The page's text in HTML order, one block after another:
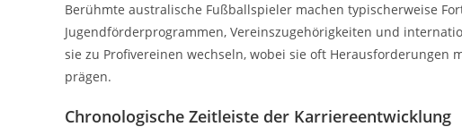
Berühmte australische Fußballspieler machen typischerweise
Jugendförderprogrammen, Vereinszugehörigkeiten und
sie zu Profivereinen wechseln, wobei sie oft
prägen.
Chronologische Zeitleiste der Karriereentwicklung